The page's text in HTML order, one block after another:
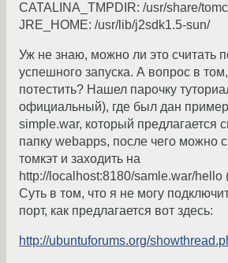
CATALINA_TMPDIR: /usr/share/
JRE_HOME: /usr/lib/j2sdk1.5-sun/
Уж не знаю, можно ли это считать
успешного запуска. А вопрос в том,
потестить? Нашел парочку
официальный), где был дан
simple.war, который предлагается
папку webapps, после чего можно
томкэт и заходить на
http://localhost:8180/samle.war/hello
Суть в том, что я не могу
порт, как предлагается вот здесь:
http://ubuntuforums.org/